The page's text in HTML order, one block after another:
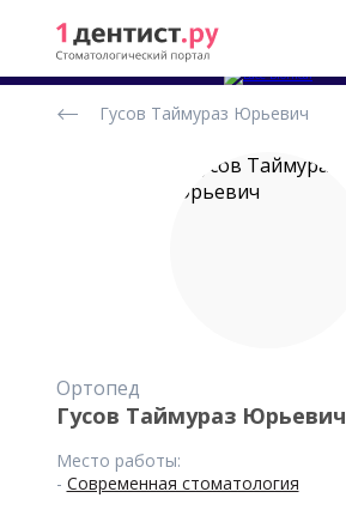
стоматологов
Гусов Таймураз Юрьевич
Ортопед
Гусов Таймураз Юрьевич
Место работы:
- Современная стоматология